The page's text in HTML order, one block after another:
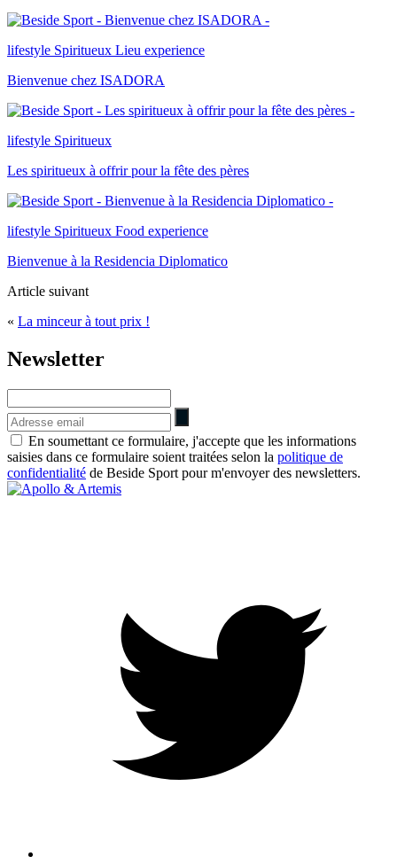
lifestyle Spiritueux Lieu experience
Bienvenue chez ISADORA
lifestyle Spiritueux
Les spiritueux à offrir pour la fête des pères
lifestyle Spiritueux Food experience
Bienvenue à la Residencia Diplomatico
Article suivant
« La minceur à tout prix !
Newsletter
En soumettant ce formulaire, j'accepte que les informations
saisies dans ce formulaire soient traitées selon la politique de
confidentialité de Beside Sport pour m'envoyer des newsletters.